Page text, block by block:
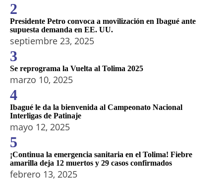
2
Presidente Petro convoca a movilización en Ibagué ante
supuesta demanda en EE. UU.
septiembre 23, 2025
3
Se reprograma la Vuelta al Tolima 2025
marzo 10, 2025
4
Ibagué le da la bienvenida al Campeonato Nacional
Interligas de Patinaje
mayo 12, 2025
5
¡Continua la emergencia sanitaria en el Tolima! Fiebre
amarilla deja 12 muertos y 29 casos confirmados
febrero 13, 2025